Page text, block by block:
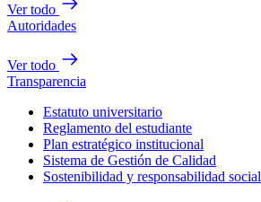
Ver todo
Autoridades
Ver todo
Transparencia
Estatuto universitario
Reglamento del estudiante
Plan estratégico institucional
Sistema de Gestión de Calidad
Sostenibilidad y responsabilidad social